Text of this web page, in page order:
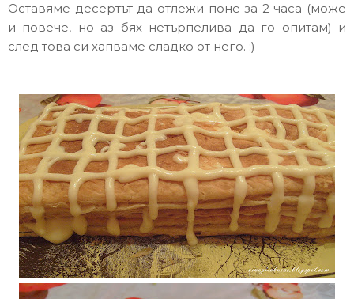
Оставяме десертът да отлежи поне за 2 часа (може
и повече, но аз бях нетърпелива да го опитам) и
след това си хапваме сладко от него. :)